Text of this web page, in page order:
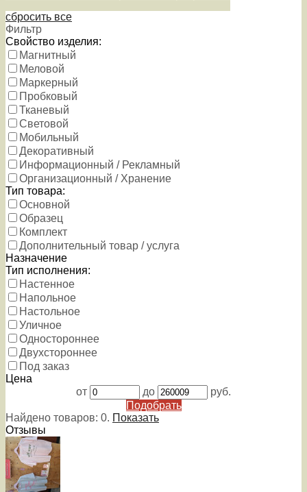
сбросить все
Фильтр
Свойство изделия:
Магнитный
Меловой
Маркерный
Пробковый
Тканевый
Световой
Мобильный
Декоративный
Информационный / Рекламный
Организационный / Хранение
Тип товара:
Основной
Образец
Комплект
Дополнительный товар / услуга
Назначение
Тип исполнения:
Настенное
Напольное
Настольное
Уличное
Одностороннее
Двухстороннее
Под заказ
Цена
от
до
руб.
Подобрать
Найдено товаров: 0. Показать
Отзывы